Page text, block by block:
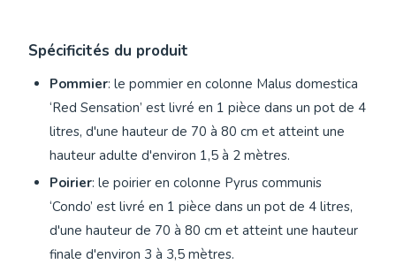
Spécificités du produit
Pommier: le pommier en colonne Malus domestica
‘Red Sensation’ est livré en 1 pièce dans un pot de 4
litres, d'une hauteur de 70 à 80 cm et atteint une
hauteur adulte d'environ 1,5 à 2 mètres.
Poirier: le poirier en colonne Pyrus communis
‘Condo’ est livré en 1 pièce dans un pot de 4 litres,
d'une hauteur de 70 à 80 cm et atteint une hauteur
finale d'environ 3 à 3,5 mètres.